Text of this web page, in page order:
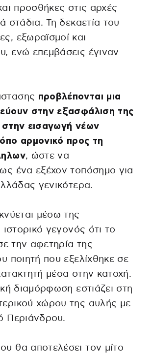
προσθήκες στις αρχές
στάδια. Τη δεκαετία του
εξωραϊσμοί και
ενώ επεμβάσεις έγιναν
προβλέπονται μια
στην εξασφάλιση της
στην εισαγωγή νέων
αρμονικό προς τη
, ώστε να
ένα εξέχον τοπόσημο για
γενικότερα.
μέσω της
ιστορικό γεγονός ότι το
την αφετηρία της
ποιητή που εξελίχθηκε σε
μέσα στην κατοχή.
διαμόρφωση εστιάζει στη
χώρου της αυλής με
Περιάνδρου.
θα αποτελέσει τον μίτο